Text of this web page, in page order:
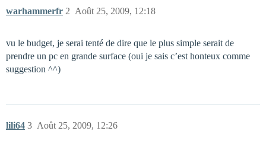
warhammerfr Août 25, 2009, 12:18
2
vu le budget, je serai tenté de dire que le plus simple serait de
prendre un pc en grande surface (oui je sais c’est honteux comme
suggestion ^^)
lili64 Août 25, 2009, 12:26
3